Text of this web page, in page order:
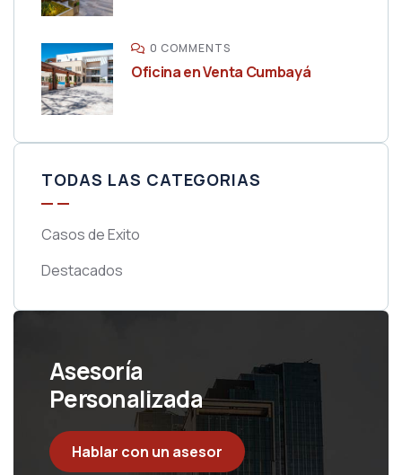
0 COMMENTS
Oficina en Venta Cumbayá
TODAS LAS CATEGORIAS
Casos de Exito
Destacados
Asesoría
Personalizada
Hablar con un asesor